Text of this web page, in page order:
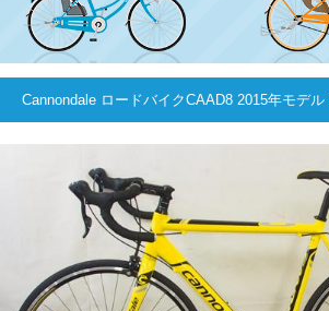
Cannondale ロードバイクCAAD8 2015年モデル